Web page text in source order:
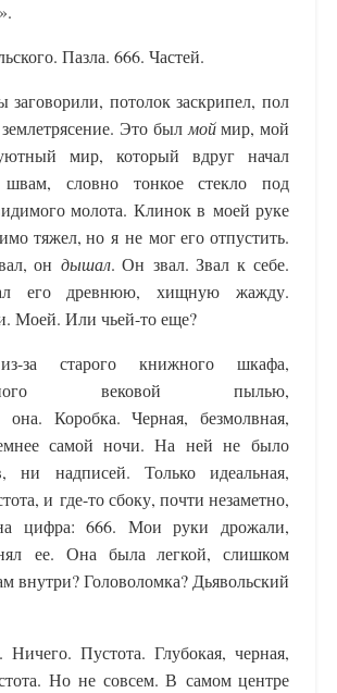
Пазла. 666. Частей.
потолок заскрипел, пол
Это был моймир, мой
мир, который вдруг начал
словно тонкое стекло под
молота. Клинок в моей руке
тяжел, но я не мог его отпустить.
он дышал. Он звал. Звал к себе.
его древнюю, хищную жажду.
Моей. Или чьей-то еще?
за старого книжного шкафа,
вековой пылью,
она. Коробка. Черная, безмолвная,
самой ночи. На ней не было
ни надписей. Только идеальная,
и где-то сбоку, почти незаметно,
цифра: 666. Мои руки дрожали,
ее. Она была легкой, слишком
внутри? Головоломка? Дьявольский
Пустота. Глубокая, черная,
Но не совсем. В самом центре